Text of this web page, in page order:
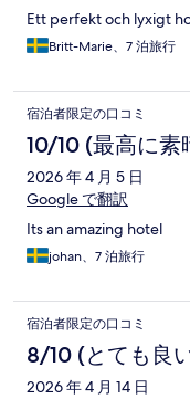
Ett perfekt och lyxigt
Britt-Marie、7 泊旅行
宿泊者限定の口コミ
10/10 (最高に素
2026 年 4 月 5 日
Google で翻訳
Its an amazing hotel
johan、7 泊旅行
宿泊者限定の口コミ
8/10 (とても良
2026 年 4 月 14 日